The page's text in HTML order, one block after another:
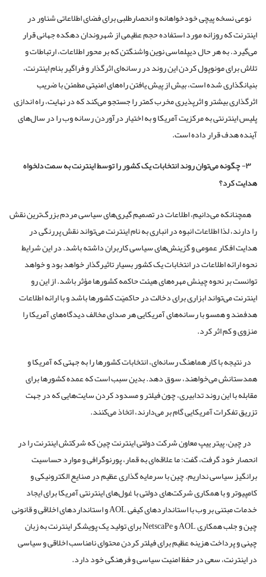
نوعی نسخه پیچی خودخواهانه و انحصارطلبی برای فضای اطلاعاتی شناور در
اینترنت که روزانه مورد استفاده حجم عظیمی از شهروندان دهکده جهانی قرار
می‌گیرد. به هر حال دیپلماسی نوین واشنگتن که بر محور اطلاعات، ارتباطات و
تلاش برای مونوپول کردن این روند در رسانه‌ای اثرگذار و فراگیر بنام اینترنت،
بنیانگذاری شده است، بیش از پیش یافتن راه‌های امنیتی مطمئن با ضریب
اثرگذاری بیشتر و اثرپذیری مخرب کمتر را جستجو می‌کند که در نهایت، راه اندازی
پلیس اینترنتی به مرکزیت آمریکا و به اختیار درآوردن رسانه وب را در سال‌های
آینده هدف قرار داده است.
۳- چگونه می‌توان روند انتخابات یک کشور را توسط اینترنت به سمت دلخواه
هدایت کرد؟
همچنانکه می‌دانیم، اطلاعات در تصمیم گیری‌های سیاسی مردم بزرگ‌ترین نقش
را دارند، لذا اطلاعات انبوه در انباری به نام اینترنت می‌تواند نقش پررنگی در
هدایت افکار عمومی و گزینش‌های سیاسی کاربران داشته باشد. در این شرایط
نحوه ارائه اطلاعات در انتخابات یک کشور بسیار تاثیرگذار خواهد بود و خواهد
توانست بر نحوه چینش مهره‌های هیئت حاکمه کشورها مؤثر باشد. از این رو
اینترنت می‌تواند ابزاری برای دخالت در حاکمیّت کشورها باشد و با ارائه اطلاعات
هدفمند و همسو با رسانه‌های آمریکایی هر صدای مخالف دیدگاه‌های آمریکا را
منزوی و کم اثر کرد.
در نتیجه با کار هماهنگ رسانه‌ای، انتخابات کشورها را به جهتی که آمریکا و
همدستانش می‌خواهند، سوق دهد. بدین سبب است که عمده کشورها برای
مقابله با این روند تدابیری، چون فیلتر و مسدود کردن سایت‌هایی که در جهت
تزریق تفکرات آمریکایی گام بر می‌دارند، اتخاذ می‌کنند.
در چین، پیتر ییپ معاون شرکت دولتی اینترنت چین که شرکتش اینترنت را در
انحصار خود گرفت، گفت: ما علاقه‌ای به قمار، پورنوگرافی و موارد حساسیت
برانگیز سیاسی نداریم. چین با سرمایه گذاری عظیم در صنایع الکترونیکی و
کامپیوتر و با همکاری شرکت‌های دولتی با غول‌های اینترنتی آمریکا برای ایجاد
خدمات مبتنی بر وب با استانداردهای کیفی AOL و استانداردهای اخلاقی و قانونی
چین و جلب همکاری AOL و NetscaPe برای تولید یک پویشگر اینترنت به زبان
چینی و پرداخت هزینه عظیم برای فیلتر کردن محتوای نامناسب اخلاقی و سیاسی
در اینترنت، سعی در حفظ امنیت سیاسی و فرهنگی خود دارد.